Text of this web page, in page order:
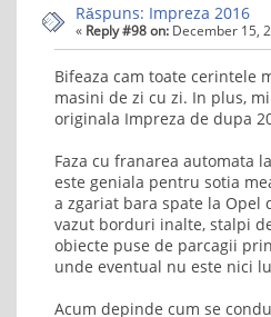
Răspuns: Impreza 2016
« Reply #98 on: December 15,
Bifeaza cam toate cerintele
masini de zi cu zi. In plus,
originala Impreza de dupa
Faza cu franarea automata
este geniala pentru sotia
a zgariat bara spate la Opel
vazut borduri inalte, stalpi
obiecte puse de parcagii
unde eventual nu este nici
Acum depinde cum se